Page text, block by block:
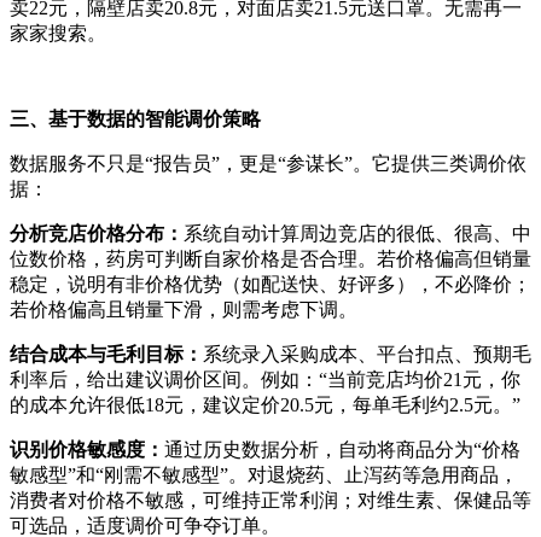
卖22元，隔壁店卖20.8元，对面店卖21.5元送口罩。无需再一
家家搜索。
三、基于数据的智能调价策略
数据服务不只是“报告员”，更是“参谋长”。它提供三类调价依
据：
分析竞店价格分布： 系统自动计算周边竞店的很低、很高、中
位数价格，药房可判断自家价格是否合理。若价格偏高但销量
稳定，说明有非价格优势（如配送快、好评多），不必降价；
若价格偏高且销量下滑，则需考虑下调。
结合成本与毛利目标： 系统录入采购成本、平台扣点、预期毛
利率后，给出建议调价区间。例如：“当前竞店均价21 元，你
的成本允许很低18元，建议定价20.5元，每单毛利约2.5元。 ”
识别价格敏感度： 通过历史数据分析，自动将商品分为“价格
敏感型”和“刚需不敏感型”。对退烧药、止泻药等急用商品，
消费者对价格不敏感，可维持正常利润；对维生素、保健品等
可选品，适度调价可争夺订单。